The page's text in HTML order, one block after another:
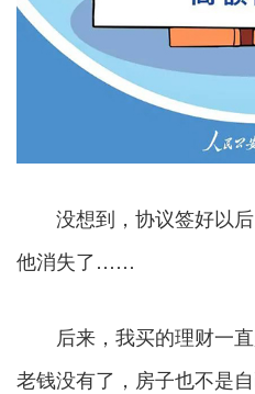
没想到，协议签好以后
他消失了……
后来，我买的理财一直
老钱没有了，房子也不是